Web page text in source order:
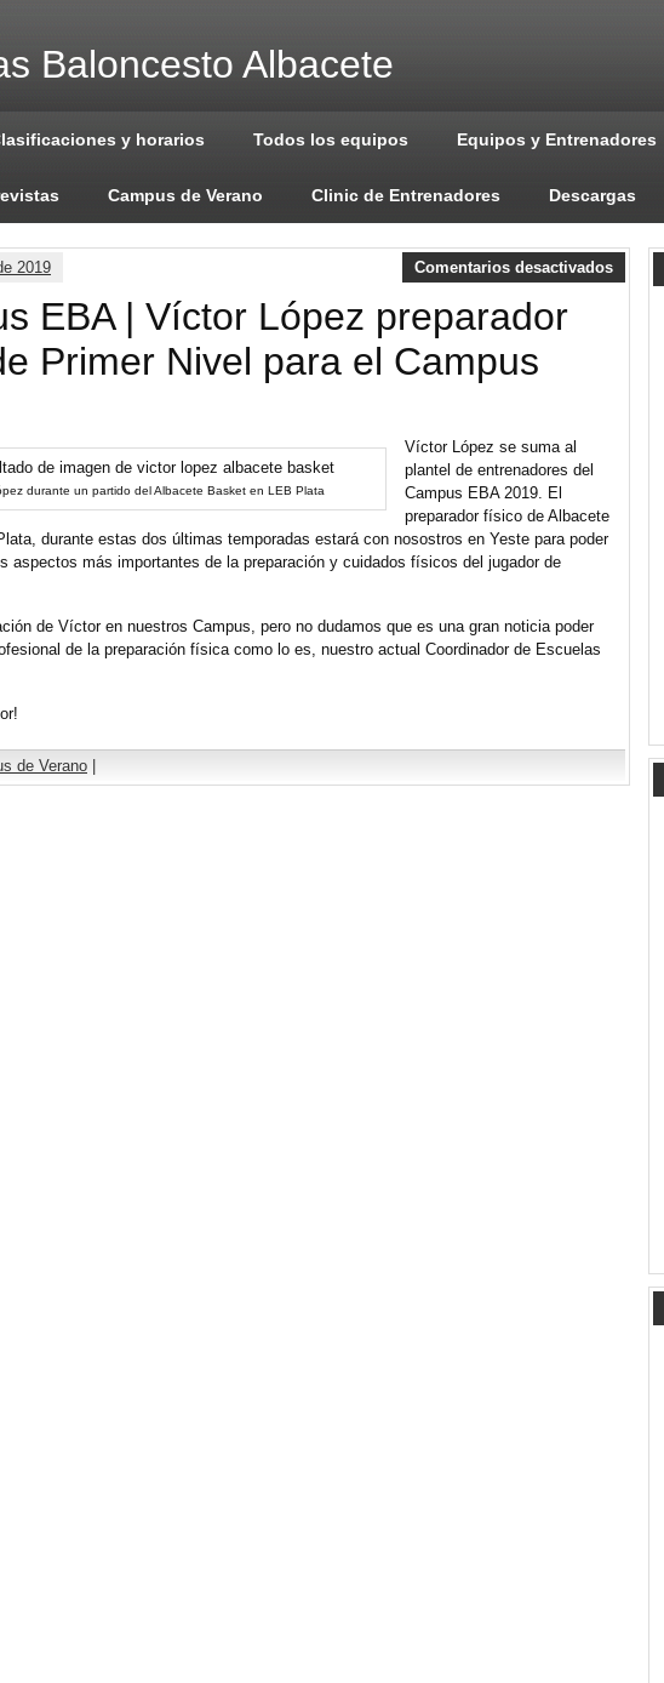
Baloncesto Albacete
y horarios Todos los equipos Equipos y Entrenadores
Campus de Verano Clinic de Entrenadores Descargas
2019 Comentarios desactivados
EBA | Víctor López preparador
Primer Nivel para el Campus
durante un partido del Albacete Basket en LEB Plata
Víctor López se suma al
plantel de entrenadores del
Campus EBA 2019. El
preparador físico de Albacete
durante estas dos últimas temporadas estará con nosostros en Yeste para poder
aspectos más importantes de la preparación y cuidados físicos del jugador de
de Víctor en nuestros Campus, pero no dudamos que es una gran noticia poder
de la preparación física como lo es, nuestro actual Coordinador de Escuelas
de Verano